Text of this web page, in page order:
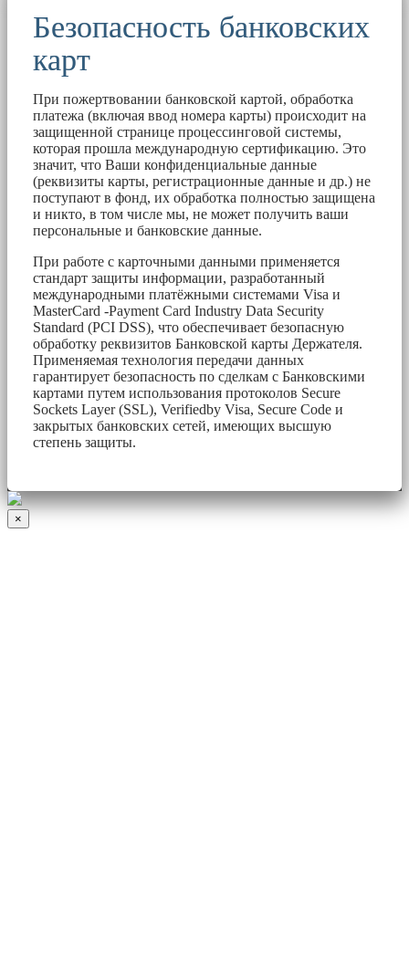
Безопасность банковских
карт
При пожертвовании банковской картой, обработка
платежа (включая ввод номера карты) происходит на
защищенной странице процессинговой системы,
которая прошла международную сертификацию. Это
значит, что Ваши конфиденциальные данные
(реквизиты карты, регистрационные данные и др.) не
поступают в фонд, их обработка полностью защищена
и никто, в том числе мы, не может получить ваши
персональные и банковские данные.
При работе с карточными данными применяется
стандарт защиты информации, разработанный
международными платёжными системами Visa и
MasterCard -Payment Card Industry Data Security
Standard (PCI DSS), что обеспечивает безопасную
обработку реквизитов Банковской карты Держателя.
Применяемая технология передачи данных
гарантирует безопасность по сделкам с Банковскими
картами путем использования протоколов Secure
Sockets Layer (SSL), Verifiedby Visa, Secure Code и
закрытых банковских сетей, имеющих высшую
степень защиты.
×